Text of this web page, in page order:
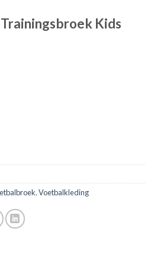
Kids
,Voetbalkleding